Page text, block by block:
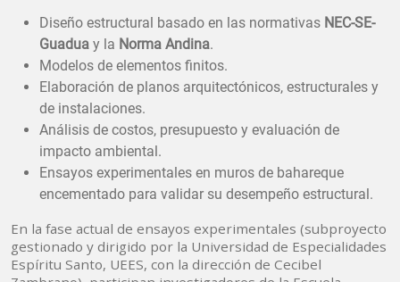
Diseño estructural basado en las normativas NEC-SE-
Guadua y la Norma Andina.
Modelos de elementos finitos.
Elaboración de planos arquitectónicos, estructurales y
de instalaciones.
Análisis de costos, presupuesto y evaluación de
impacto ambiental.
Ensayos experimentales en muros de bahareque
encementado para validar su desempeño estructural.
En la fase actual de ensayos experimentales (subproyecto
gestionado y dirigido por la Universidad de Especialidades
Espíritu Santo, UEES, con la dirección de Cecibel